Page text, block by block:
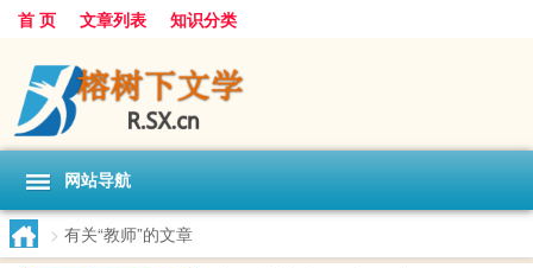
首 页 文章列表 知识分类
网站导航
> 有关“教师”的文章